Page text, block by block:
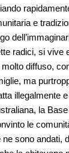
e
radici, si
diffuso,
ma
illegalmente
la
le
sono andati,